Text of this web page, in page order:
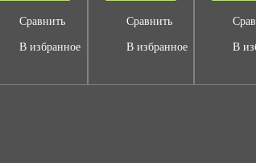
Сравнить
В избранное
Сравнить
В избранное В